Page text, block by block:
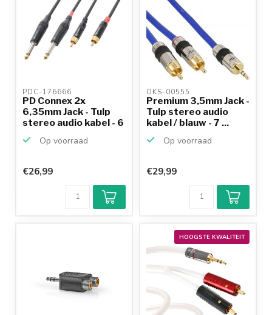
PDC-176666
PD Connex 2x
6,35mm Jack - Tulp
stereo audio kabel - 6
Op voorraad
€26,99
OKS-00555
Premium 3,5mm Jack -
Tulp stereo audio
kabel / blauw - 7 ...
Op voorraad
€29,99
HOOGSTE KWALITEIT